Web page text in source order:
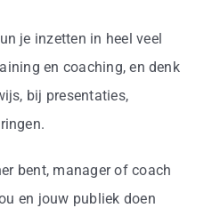
Info
Contact
je inzetten in heel veel
en coaching, en denk
bij presentaties,
bent, manager of coach
en jouw publiek doen